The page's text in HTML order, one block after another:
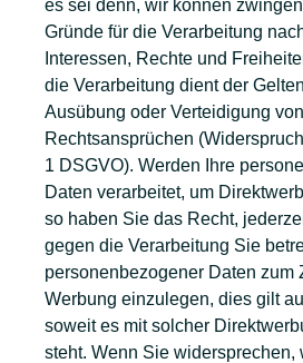
es sei denn, wir können
Gründe für die Verarbeitung
Interessen, Rechte und
die Verarbeitung dient der
Ausübung oder Verteidigung von
Rechtsansprüchen
1 DSGVO). Werden Ihre
Daten verarbeitet, um
so haben Sie das Recht,
gegen die Verarbeitung Sie
personenbezogener Daten zum
Werbung einzulegen, dies gilt
soweit es mit solcher
steht. Wenn Sie widersprechen,